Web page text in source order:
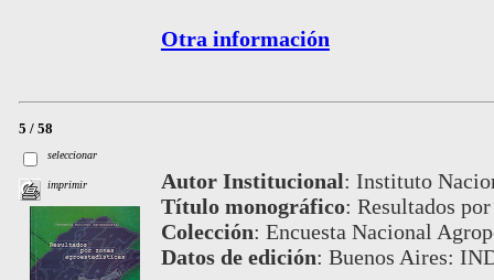
Otra información
5 / 58
seleccionar
imprimir Autor Institucional: Instituto
Título monográfico: Resultados
Colección: Encuesta Nacional
Datos de edición: Buenos Aires: